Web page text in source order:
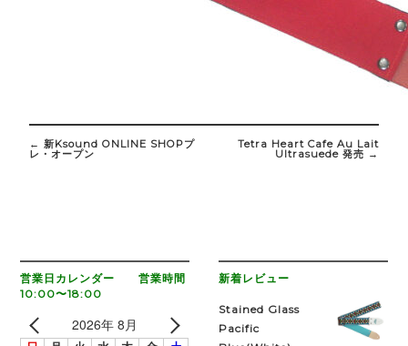
Post
navigation
← 新Ksound ONLINE SHOPプ
レ・オープン
Tetra Heart Cafe Au Lait
Ultrasuede 発売 →
営業日カレンダー 営業時間
10:00〜18:00
2026年 8月
新着レビュー
Stained Glass
Pacific